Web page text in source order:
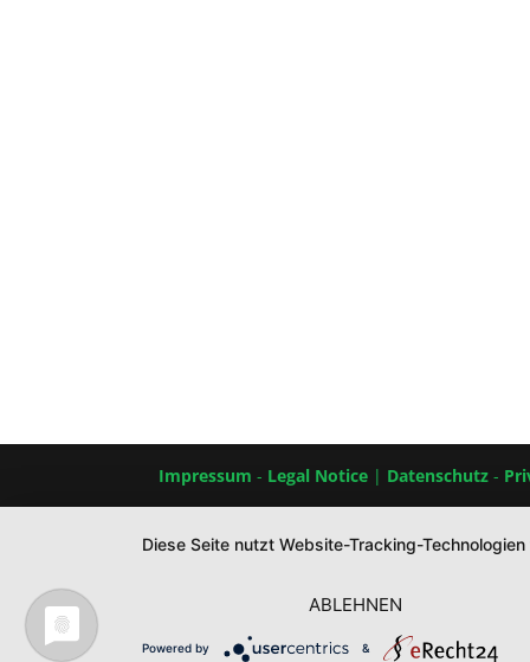
Impressum - Legal Notice | Datenschutz -
Diese Seite nutzt Website-Tracking-
ABLEHNEN
Powered by &